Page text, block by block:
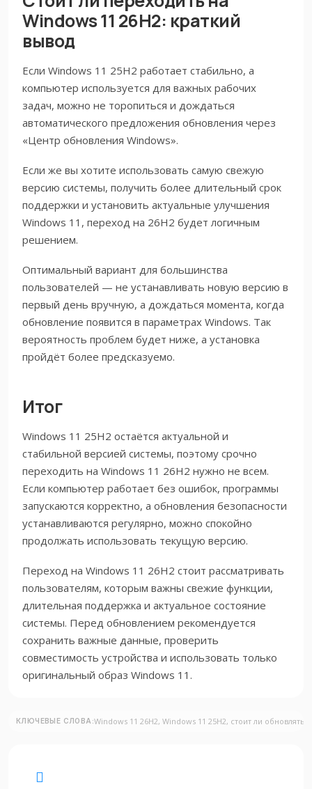
Windows 11 26H2: краткий
вывод
Если Windows 11 25H2 работает стабильно, а
компьютер используется для важных рабочих
задач, можно не торопиться и дождаться
автоматического предложения обновления через
«Центр обновления Windows».
Если же вы хотите использовать самую свежую
версию системы, получить более длительный срок
поддержки и установить актуальные улучшения
Windows 11, переход на 26H2 будет логичным
решением.
Оптимальный вариант для большинства
пользователей — не устанавливать новую версию в
первый день вручную, а дождаться момента, когда
обновление появится в параметрах Windows. Так
вероятность проблем будет ниже, а установка
пройдёт более предсказуемо.
Итог
Windows 11 25H2 остаётся актуальной и
стабильной версией системы, поэтому срочно
переходить на Windows 11 26H2 нужно не всем.
Если компьютер работает без ошибок, программы
запускаются корректно, а обновления безопасности
устанавливаются регулярно, можно спокойно
продолжать использовать текущую версию.
Переход на Windows 11 26H2 стоит рассматривать
пользователям, которым важны свежие функции,
длительная поддержка и актуальное состояние
системы. Перед обновлением рекомендуется
сохранить важные данные, проверить
совместимость устройства и использовать только
оригинальный образ Windows 11.
КЛЮЧЕВЫЕ СЛОВА:Windows 11 26H2, Windows 11 25H2, стоит ли